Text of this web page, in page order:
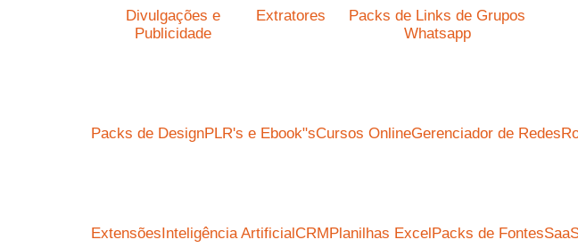
Divulgações e
Publicidade
Extratores
Packs de Links de Grupos
Whatsapp
Packs de DesignPLR's e Ebook"sCursos OnlineGerenciador de Redes
ExtensõesInteligência ArtificialCRMPlanilhas ExcelPacks de Fontes